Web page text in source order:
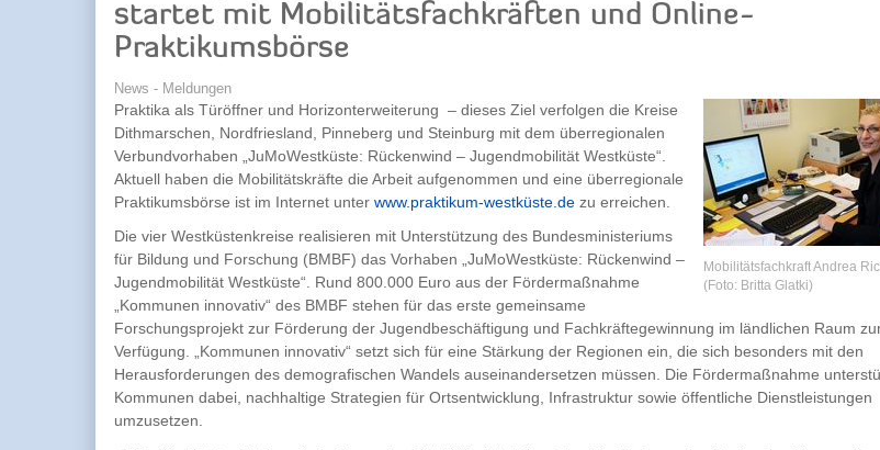
startet mit Mobilitätsfachkräften und Online-
Praktikumsbörse
News - Meldungen
Mobilitätsfachkraft Andrea
(Foto: Britta Glatki)
Praktika als Türöffner und Horizonterweiterung – dieses Ziel verfolgen die Kreise
Dithmarschen, Nordfriesland, Pinneberg und Steinburg mit dem überregionalen
Verbundvorhaben „JuMoWestküste: Rückenwind – Jugendmobilität Westküste“.
Aktuell haben die Mobilitätskräfte die Arbeit aufgenommen und eine überregionale
Praktikumsbörse ist im Internet unter www.praktikum-westküste.de zu erreichen.
Die vier Westküstenkreise realisieren mit Unterstützung des Bundesministeriums
für Bildung und Forschung (BMBF) das Vorhaben „JuMoWestküste: Rückenwind –
Jugendmobilität Westküste“. Rund 800.000 Euro aus der Fördermaßnahme
„Kommunen innovativ“ des BMBF stehen für das erste gemeinsame
Forschungsprojekt zur Förderung der Jugendbeschäftigung und Fachkräftegewinnung im ländlichen Raum
Verfügung. „Kommunen innovativ“ setzt sich für eine Stärkung der Regionen ein, die sich besonders mit den
Herausforderungen des demografischen Wandels auseinandersetzen müssen. Die Fördermaßnahme
Kommunen dabei, nachhaltige Strategien für Ortsentwicklung, Infrastruktur sowie öffentliche Dienstleistungen
umzusetzen.